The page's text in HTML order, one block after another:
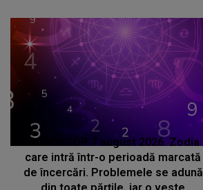
HOROSCOP 7 august 2026. Zodia
care intră într-o perioadă marcată
de încercări. Problemele se adună